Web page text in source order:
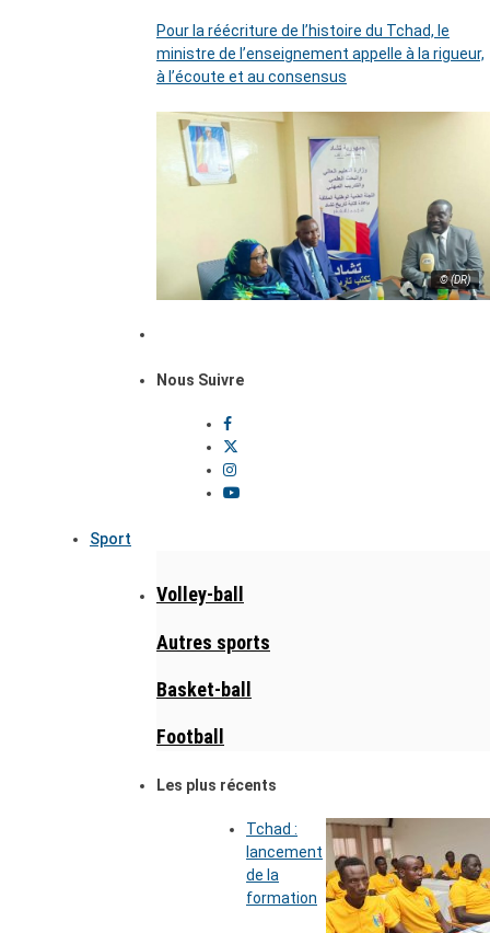
Pour la réécriture de l’histoire du Tchad, le
ministre de l’enseignement appelle à la rigueur,
à l’écoute et au consensus
© (DR)
Nous Suivre
Sport
Volley-ball
Autres sports
Basket-ball
Football
Les plus récents
Tchad :
lancement
de la
formation